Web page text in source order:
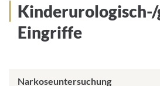
Eingriffe
Narkoseuntersuchung